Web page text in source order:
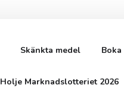
Skänkta medel
Holje Marknadslotteriet 2026